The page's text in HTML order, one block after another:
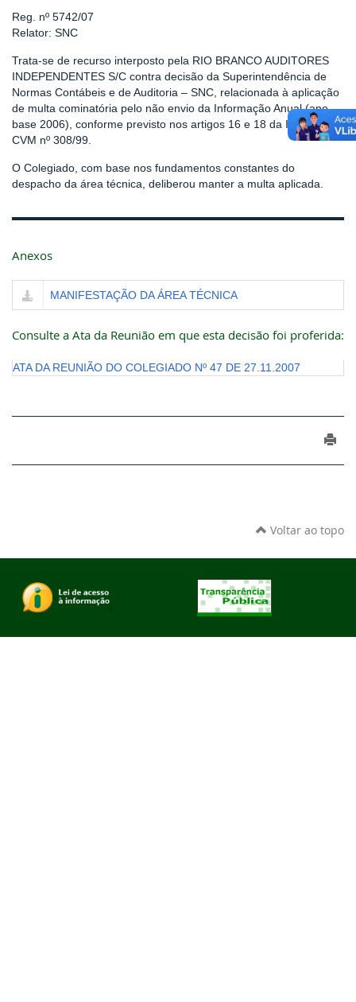
Reg. nº 5742/07
Relator: SNC
Trata-se de recurso interposto pela RIO BRANCO AUDITORES
INDEPENDENTES S/C contra decisão da Superintendência de
Normas Contábeis e de Auditoria – SNC, relacionada à aplicação
de multa cominatória pelo não envio da Informação Anual (ano-
base 2006), conforme previsto nos artigos 16 e 18 da Instrução
CVM nº 308/99.
O Colegiado, com base nos fundamentos constantes do
despacho da área técnica, deliberou manter a multa aplicada.
Anexos
MANIFESTAÇÃO DA ÁREA TÉCNICA
Consulte a Ata da Reunião em que esta decisão foi proferida:
ATA DA REUNIÃO DO COLEGIADO Nº 47 DE 27.11.2007
Voltar ao topo